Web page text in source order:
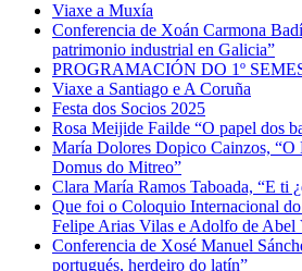
Viaxe a Muxía
Conferencia de Xoán Carmona
patrimonio industrial en Galicia”
PROGRAMACIÓN DO 1º
Viaxe a Santiago e A Coruña
Festa dos Socios 2025
Rosa Meijide Failde “O papel dos
María Dolores Dopico Cainzos, “O
Domus do Mitreo”
Clara María Ramos Taboada, “E ti
Que foi o Coloquio Internacional
Felipe Arias Vilas e Adolfo de Abel
Conferencia de Xosé Manuel
portugués, herdeiro do latín”